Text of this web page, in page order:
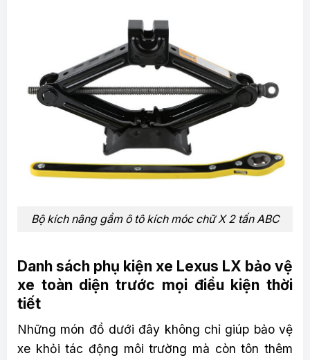
Bộ kích nâng gầm ô tô kích móc chữ X 2 tấn ABC
Danh sách phụ kiện xe Lexus LX bảo vệ
xe toàn diện trước mọi điều kiện thời
tiết
Những món đồ dưới đây không chỉ giúp bảo vệ
xe khỏi tác động môi trường mà còn tôn thêm